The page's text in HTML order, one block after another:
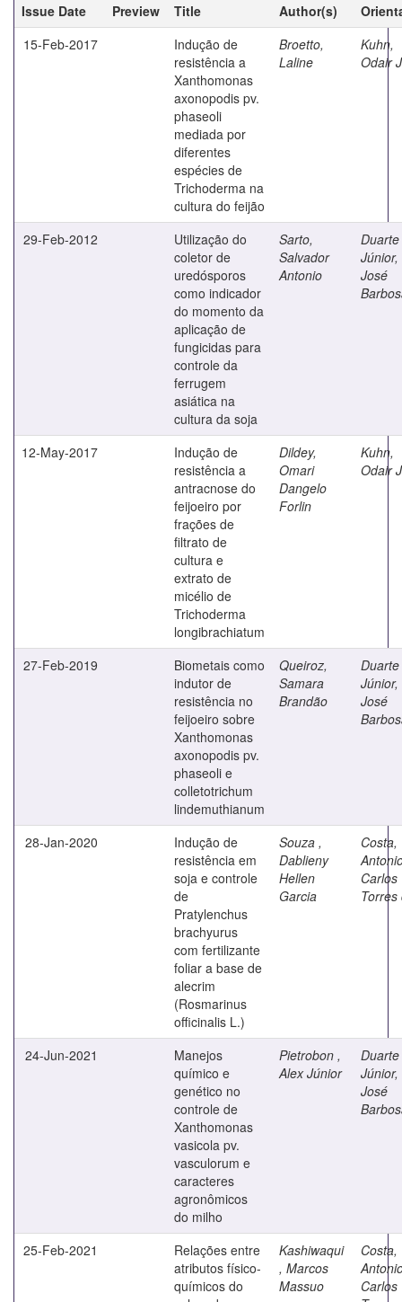
Issue Date
Preview Title Author(s)
15-Feb-2017
Indução de
resistência a
Xanthomonas
axonopodis pv.
phaseoli
mediada por
diferentes
espécies de
Trichoderma na
cultura do feijão
Broetto,
Laline
Kuhn,
Odair
29-Feb-2012
Utilização do
coletor de
uredósporos
como indicador
do momento da
aplicação de
fungicidas para
controle da
ferrugem
asiática na
cultura da soja
Sarto,
Salvador
Antonio
Duarte
Júnior,
José
12-May-2017
Indução de
resistência a
antracnose do
feijoeiro por
frações de
filtrato de
cultura e
extrato de
micélio de
Trichoderma
longibrachiatum
Dildey,
Omari
Dangelo
Forlin
Kuhn,
Odair
27-Feb-2019
Biometais como
indutor de
resistência no
feijoeiro sobre
Xanthomonas
axonopodis pv.
phaseoli e
colletotrichum
lindemuthianum
Queiroz,
Samara
Brandão
Duarte
Júnior,
José
28-Jan-2020
Indução de
resistência em
soja e controle
de
Pratylenchus
brachyurus
com fertilizante
foliar a base de
alecrim
(Rosmarinus
officinalis L.)
Souza ,
Dablieny
Hellen
Garcia
Costa,
Carlos
Torres
24-Jun-2021
Manejos
químico e
genético no
controle de
Xanthomonas
vasicola pv.
vasculorum e
caracteres
agronômicos
do milho
Pietrobon ,
Alex Júnior
Duarte
Júnior,
José
25-Feb-2021
Relações entre
atributos físico-
químicos do
Kashiwaqui
, Marcos
Massuo
Costa,
Carlos